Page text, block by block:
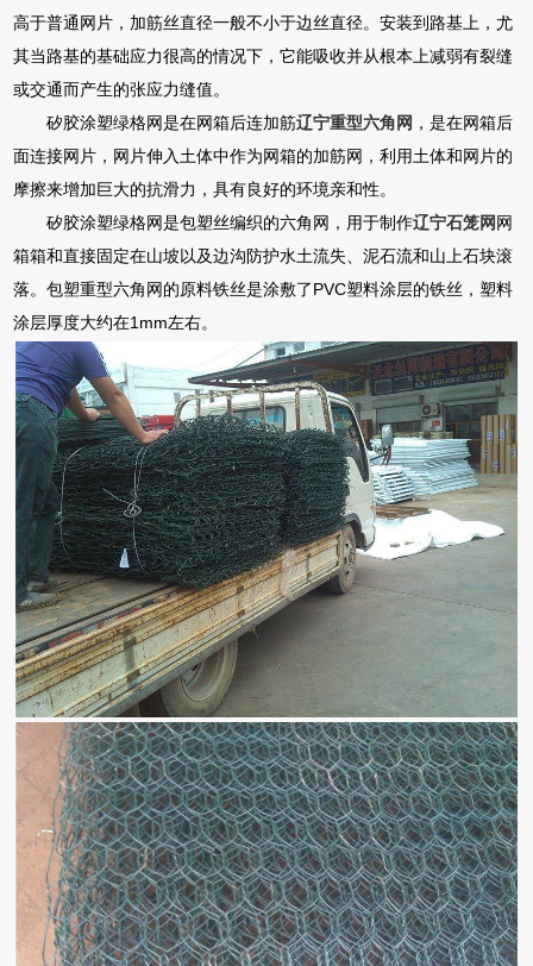
高于普通网片，加筋丝直径一般不小于边丝直径。安装到路基上，尤
其当路基的基础应力很高的情况下，它能吸收并从根本上减弱有裂缝
或交通而产生的张应力缝值。
矽胶涂塑绿格网是在网箱后连加筋辽宁重型六角网 ，是在网箱后
面连接网片，网片伸入土体中作为网箱的加筋网，利用土体和网片的
摩擦来增加巨大的抗滑力，具有良好的环境亲和性。
矽胶涂塑绿格网是包塑丝编织的六角网，用于制作辽宁石笼网网
箱箱和直接固定在山坡以及边沟防护水土流失、泥石流和山上石块滚
落。包塑重型六角网的原料铁丝是涂敷了PVC塑料涂层的铁丝，塑料
涂层厚度大约在1mm左右。